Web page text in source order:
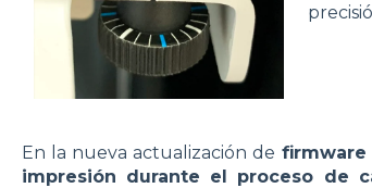
En la nueva actualización de firmware
impresión durante el proceso de